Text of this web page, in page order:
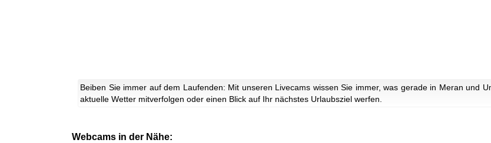
Beiben Sie immer auf dem Laufenden: Mit unseren Livecams wissen Sie immer, was gerade in Meran und
aktuelle Wetter mitverfolgen oder einen Blick auf Ihr nächstes Urlaubsziel werfen.
Webcams in der Nähe: